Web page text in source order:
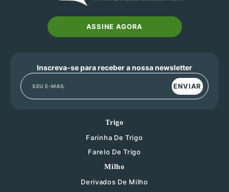
ASSINE AGORA
Inscreva-se para receber a nossa newsletter
ENVIAR
Trigo
Farinha De Trigo
Farelo De Trigo
Milho
Derivados De Milho